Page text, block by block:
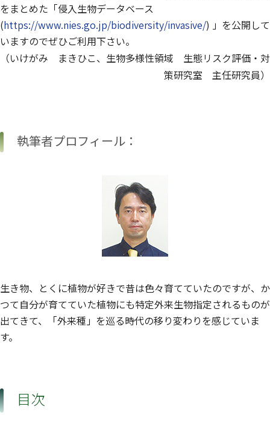
をまとめた「侵入生物データベース
(https://www.nies.go.jp/biodiversity/invasive/) 」を公開して
いますのでぜひご利用下さい。
（いけがみ まきひこ、生物多様性領域 生態リスク評価・対
策研究室 主任研究員）
執筆者プロフィール：
生き物、とくに植物が好きで昔は色々育てていたのですが、か
つて自分が育てていた植物にも特定外来生物指定されるものが
出てきて、「外来種」を巡る時代の移り変わりを感じていま
す。
目次